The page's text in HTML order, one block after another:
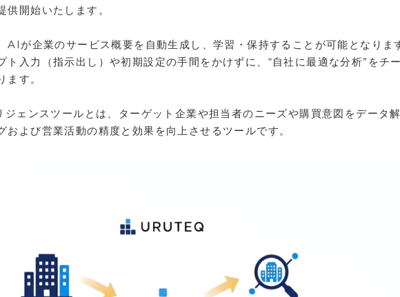
供開始いたします。
AIが企業のサービス概要を自動生成し、学習・保持することが可能となりま
ト入力（指示出し）や初期設定の手間をかけずに、“自社に最適な分析”をチ
ます。
ェンスツールとは、ターゲット企業や担当者のニーズや購買意図をデータ
および営業活動の精度と効果を向上させるツールです。